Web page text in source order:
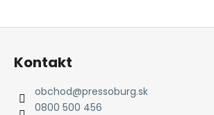
Z
Kontakt
obchod@pressoburg.sk
0800 500 456